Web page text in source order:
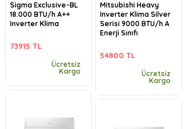
Sigma Exclusive-BL
18.000 BTU/h A++
Inverter Klima
73915 TL
Ücretsiz
Kargo
Mitsubishi Heavy
Inverter Klima Silver
Serisi 9000 BTU/h A
Enerji Sınıfı
54800 TL
Ücretsiz
Kargo